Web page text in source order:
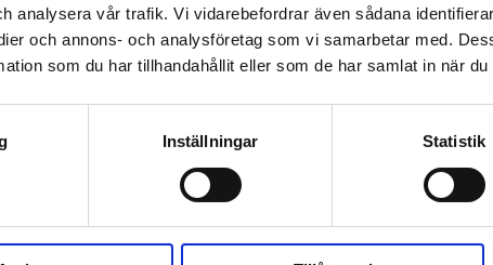
analysera vår trafik. Vi vidarebefordrar även sådana
och annons- och analysföretag som vi samarbetar med.
som du har tillhandahållit eller som de har samlat in när
Inställningar Statistik
i favoriter Lägg till i favoriter